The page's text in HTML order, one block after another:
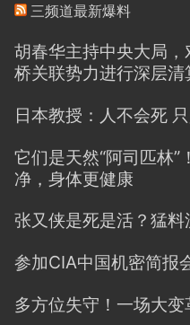
三频道最新爆料
胡春华主持中央大局
桥关联势力进行深层清
日本教授：人不会死
它们是天然“阿司匹林
净，身体更健康
张又侠是死是活？猛料
参加CIA中国机密简报
多方位失守！一场大变